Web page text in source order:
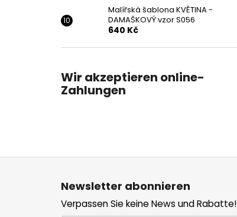
Malířská šablona KVĚTINA -
DAMAŠKOVÝ vzor S056
640 Kč
Wir akzeptieren online-
Zahlungen
Newsletter abonnieren
Verpassen Sie keine News und Rabatte!